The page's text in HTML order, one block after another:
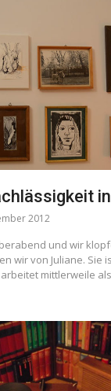
2012
und wir
wir von Juliane. Sie
mittlerweile